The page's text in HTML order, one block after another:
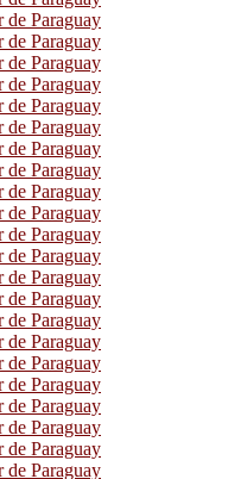
Paraguay
Paraguay
Paraguay
Paraguay
Paraguay
Paraguay
Paraguay
Paraguay
Paraguay
Paraguay
Paraguay
Paraguay
Paraguay
Paraguay
Paraguay
Paraguay
Paraguay
Paraguay
Paraguay
Paraguay
Paraguay
Paraguay